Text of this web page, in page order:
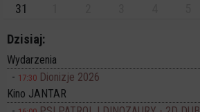
31
Dzisiaj:
Wydarzenia
17:30 Dionizje 2026
Kino JANTAR